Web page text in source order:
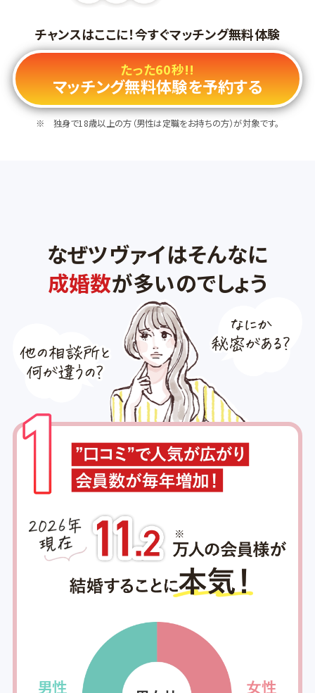
チャンスはここに！今すぐマッチング無料体験
たった60秒!!
マッチング無料体験を予約する
独身で18歳以上の方（男性は定職をお持ちの方）が対象です。
なぜツヴァイはそんなに
成婚数が多いのでしょう